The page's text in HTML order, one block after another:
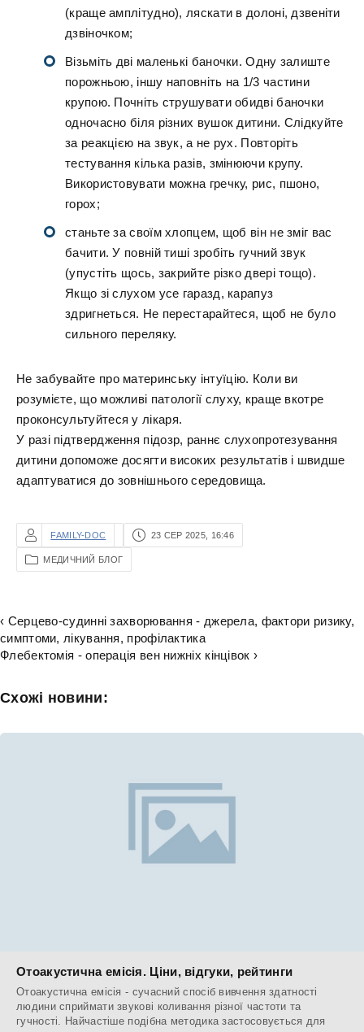
(краще амплітудно), ляскати в долоні, дзвеніти
дзвіночком;
Візьміть дві маленькі баночки. Одну залиште
порожньою, іншу наповніть на 1/3 частини
крупою. Почніть струшувати обидві баночки
одночасно біля різних вушок дитини. Слідкуйте
за реакцією на звук, а не рух. Повторіть
тестування кілька разів, змінюючи крупу.
Використовувати можна гречку, рис, пшоно,
горох;
станьте за своїм хлопцем, щоб він не зміг вас
бачити. У повній тиші зробіть гучний звук
(упустіть щось, закрийте різко двері тощо).
Якщо зі слухом усе гаразд, карапуз
здригнеться. Не перестарайтеся, щоб не було
сильного переляку.
Не забувайте про материнську інтуїцію. Коли ви
розумієте, що можливі патології слуху, краще вкотре
проконсультуйтеся у лікаря.
У разі підтвердження підозр, раннє слухопротезування
дитини допоможе досягти високих результатів і швидше
адаптуватися до зовнішнього середовища.
FAMILY-DOC 23 СЕР 2025, 16:46
МЕДИЧНИЙ БЛОГ
‹ Серцево-судинні захворювання - джерела, фактори ризику,
симптоми, лікування, профілактика
Флебектомія - операція вен нижніх кінцівок ›
Схожі новини:
Отоакустична емісія. Ціни, відгуки, рейтинги
Отоакустична емісія - сучасний спосіб вивчення здатності
людини сприймати звукові коливання різної частоти та
гучності. Найчастіше подібна методика застосовується для